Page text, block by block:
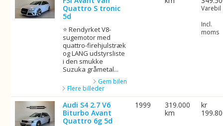
Quattro S tronic
5d
⭐ Rendyrket V8-
sugemotor med
quattro-firehjulstræk
og LANG udstyrsliste
i den smukke
Suzuka gråmetal...
Gem bilen
Flere billeder
Varebil
Incl.
moms
Audi S4 2.7 V6
Biturbo Avant
Quattro 6g 5d
1999
319.000
km
kr